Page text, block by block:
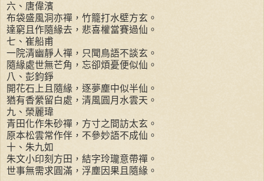
六、唐偉濱
布袋盛風洞亦禪，竹籠打水壁方玄。
達窮且作隨緣去，悲喜權當賽過仙。
七、崔船甫
一院清幽靜人禪，只聞鳥語不談玄。
隨緣處世無芒角，忘卻煩憂便似仙。
八、彭鈞錚
開花石上且隨緣，逐夢塵中似半仙。
猶有香縈留白處，清風圓月水雲天。
九、榮麗瑋
青田化作朱砂禪，方寸之間訪太玄。
原本松雲常作伴，不參妙語不成仙。
十、朱九如
朱文小印刻方田，結字玲瓏意帶禪。
世事無需求圓滿，浮塵因果且隨緣。